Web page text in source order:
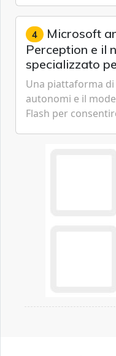
espressione dell'...
4 Microsoft
Perception e il
specializzato
Una piattaforma
autonomi e il
Flash per